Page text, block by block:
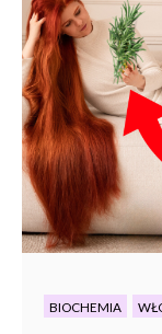
BIOCHEMIA